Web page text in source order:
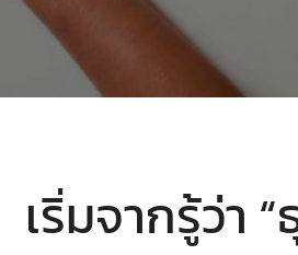
เริ่มจากรู้ว่า